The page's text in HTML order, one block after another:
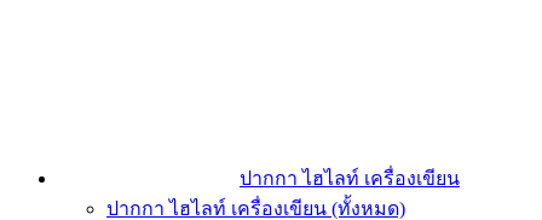
ปากกา ไฮไลท์ เครื่องเขียน
ปากกา ไฮไลท์ เครื่องเขียน (ทั้งหมด)